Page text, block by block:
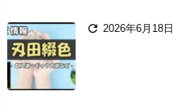
 2026年6月18日